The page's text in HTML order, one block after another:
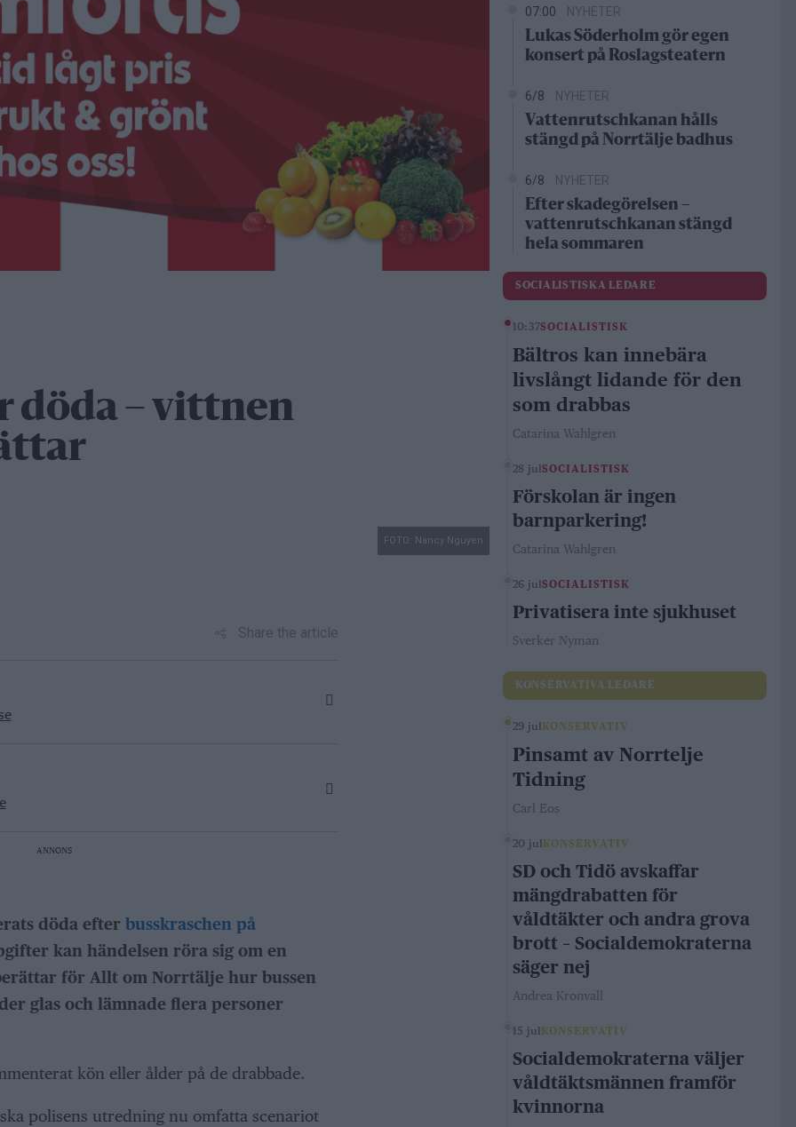
döda – vittnen
FOTO: Nancy Nguyen
Share the article
ANNONS
döda efter busskraschen på
kan händelsen röra sig om en
för Allt om Norrtälje hur bussen
glas och lämnade flera personer
kön eller ålder på de drabbade.
polisens utredning nu omfatta scenariot
07:00 NYHETER
Lukas Söderholm gör egen
konsert på Roslagsteatern
6/8 NYHETER
Vattenrutschkanan hålls
stängd på Norrtälje badhus
6/8 NYHETER
Efter skadegörelsen –
vattenrutschkanan stängd
hela sommaren
SOCIALISTISKA LEDARE
10:37SOCIALISTISK
Bältros kan innebära
livslångt lidande för den
som drabbas
Catarina Wahlgren
28 julSOCIALISTISK
Förskolan är ingen
barnparkering!
Catarina Wahlgren
26 julSOCIALISTISK
Privatisera inte sjukhuset
Sverker Nyman
KONSERVATIVA LEDARE
29 jul KONSERVATIV
Pinsamt av Norrtelje
Tidning
Carl Eos
20 jul KONSERVATIV
SD och Tidö avskaffar
mängdrabatten för
våldtäkter och andra grova
brott – Socialdemokraterna
säger nej
Andrea Kronvall
15 jul KONSERVATIV
Socialdemokraterna väljer
våldtäktsmännen framför
kvinnorna